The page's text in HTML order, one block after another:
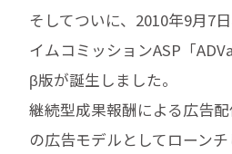
そしてついに、2010年9月7
イムコミッションASP「
β版が誕生しました。
継続型成果報酬による広告
の広告モデルとしてローンチ